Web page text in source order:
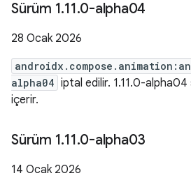
Sürüm 1.11.0-alpha04
28 Ocak 2026
alpha04 iptal edilir. 1.11.0-alpha04
içerir.
Sürüm 1.11.0-alpha03
14 Ocak 2026